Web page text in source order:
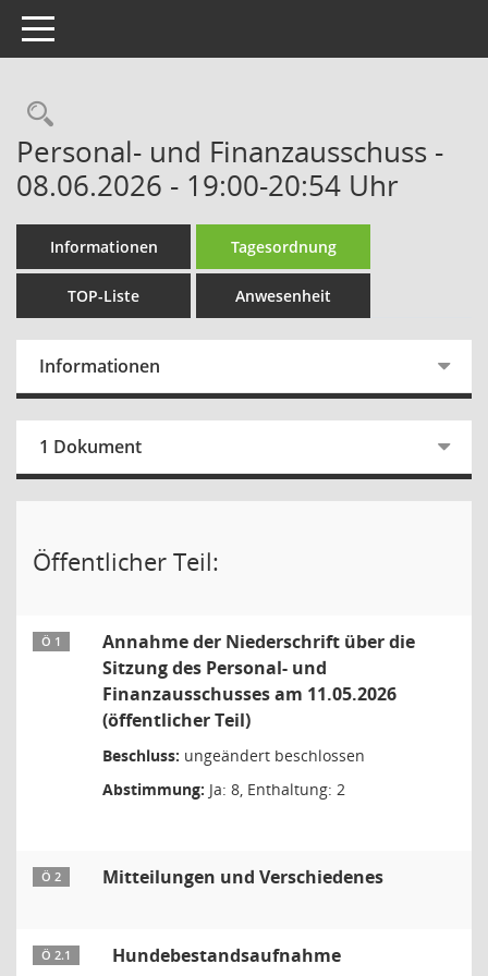
Toggle navigation
Rechercheauswahl
Personal- und Finanzausschuss -
08.06.2026 - 19:00-20:54 Uhr
Informationen Tagesordnung
TOP-Liste Anwesenheit
Informationen
1 Dokument
Öffentlicher Teil:
Ö 1
Annahme der Niederschrift über die
Sitzung des Personal- und
Finanzausschusses am 11.05.2026
(öffentlicher Teil)
Beschluss: ungeändert beschlossen
Abstimmung: Ja: 8, Enthaltung: 2
Ö 2 Mitteilungen und Verschiedenes
Ö 2.1 Hundebestandsaufnahme